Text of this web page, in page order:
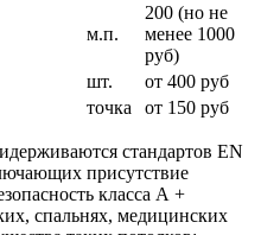
м.п.
200 (но не
менее 1000
руб)
шт.
от 400 руб
точка от 150 руб
стандартов EN
присутствие
класса А +
спальнях, медицинских